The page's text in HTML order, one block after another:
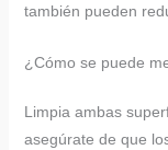
también pueden
¿Cómo se puede
Limpia ambas
asegúrate de que